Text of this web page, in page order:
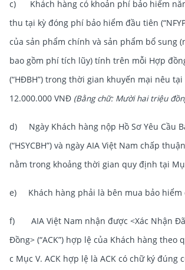
c) Khách hàng có khoản phí bảo hiểm
thu tại kỳ đóng phí bảo hiểm đầu tiên
của sản phẩm chính và sản phẩm bổ sung
bao gồm phí tích lũy) tính trên mỗi Hợp
(“HĐBH”) trong thời gian khuyến mại nêu
12.000.000 VNĐ (Bằng chữ: Mười hai triệu
d) Ngày Khách hàng nộp Hồ Sơ Yêu Cầu
(“HSYCBH”) và ngày AIA Việt Nam chấp
nằm trong khoảng thời gian quy định tại
e) Khách hàng phải là bên mua bảo hiểm
f) AIA Việt Nam nhận được <Xác Nhận
Đồng> (“ACK”) hợp lệ của Khách hàng theo
c Mục V. ACK hợp lệ là ACK có chữ ký đúng